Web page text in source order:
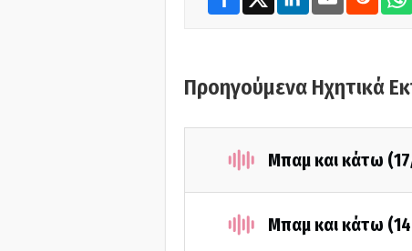
Προηγούμενα Ηχητικά
Μπαμ και κάτω
Μπαμ και κάτω